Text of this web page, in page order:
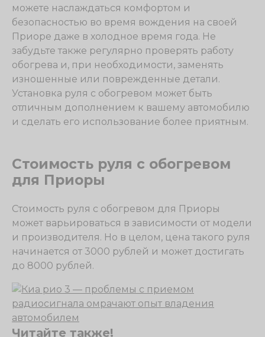
можете наслаждаться комфортом и
безопасностью во время вождения на своей
Приоре даже в холодное время года. Не
забудьте также регулярно проверять работу
обогрева и, при необходимости, заменять
изношенные или поврежденные детали.
Установка руля с обогревом может быть
отличным дополнением к вашему автомобилю
и сделать его использование более приятным.
Стоимость руля с обогревом
для Приоры
Стоимость руля с обогревом для Приоры
может варьироваться в зависимости от модели
и производителя. Но в целом, цена такого руля
начинается от 3000 рублей и может достигать
до 8000 рублей.
Читайте также!